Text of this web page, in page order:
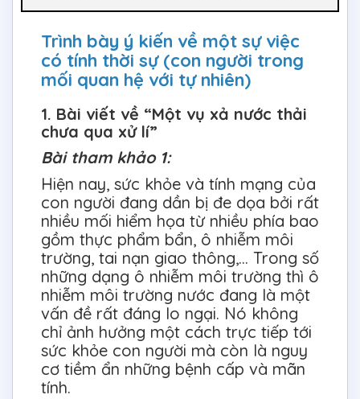
Trình bày ý kiến về một sự việc
có tính thời sự (con người trong
mối quan hệ với tự nhiên)
1. Bài viết về “Một vụ xả nước thải
chưa qua xử lí”
Bài tham khảo 1:
Hiện nay, sức khỏe và tính mạng của
con người đang dần bị đe dọa bởi rất
nhiều mối hiểm họa từ nhiều phía bao
gồm thực phẩm bẩn, ô nhiễm môi
trường, tai nạn giao thông,… Trong số
những dạng ô nhiễm môi trường thì ô
nhiễm môi trường nước đang là một
vấn đề rất đáng lo ngại. Nó không
chỉ ảnh hưởng một cách trực tiếp tới
sức khỏe con người mà còn là nguy
cơ tiềm ẩn những bệnh cấp và mãn
tính.